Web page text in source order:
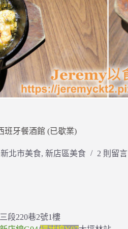
班牙餐酒館 (已歇業)
新北市美食, 新店區美食 2 則留言
段220巷2號1樓